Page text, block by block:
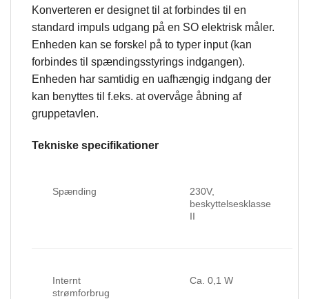
Konverteren er designet til at forbindes til en
standard impuls udgang på en SO elektrisk måler.
Enheden kan se forskel på to typer input (kan
forbindes til spændingsstyrings indgangen).
Enheden har samtidig en uafhængig indgang der
kan benyttes til f.eks. at overvåge åbning af
gruppetavlen.
Tekniske specifikationer
Spænding
230V,
beskyttelsesklasse
II
Internt
strømforbrug
Ca. 0,1 W